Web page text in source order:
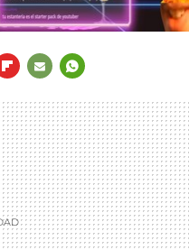
MAIL